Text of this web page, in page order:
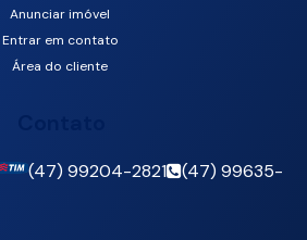
Anunciar imóvel
Entrar em contato
Área do cliente
(47) 99204-2821
(47) 99635-